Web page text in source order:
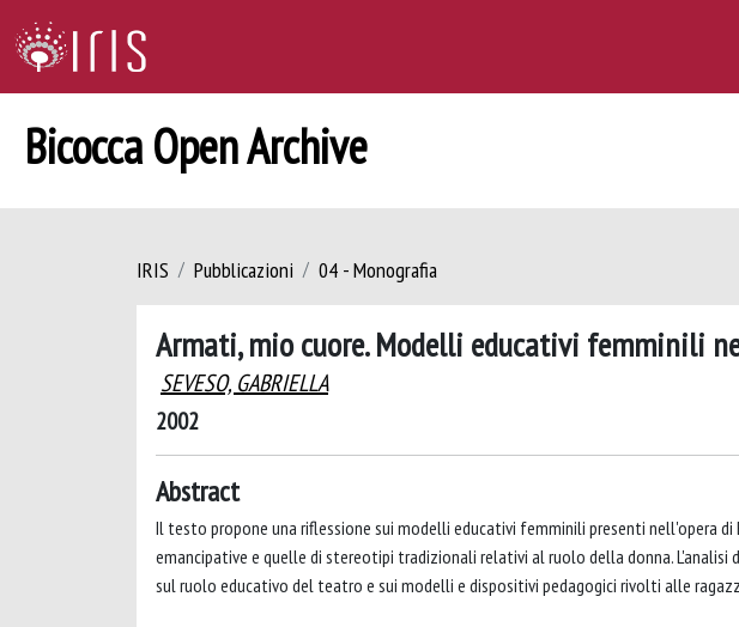
Bicocca Open Archive
IRIS Pubblicazioni 04 - Monografia
Armati, mio cuore. Modelli educativi femminili
SEVESO, GABRIELLA
2002
Abstract
Il testo propone una riflessione sui modelli educativi femminili presenti nell'opera di
emancipative e quelle di stereotipi tradizionali relativi al ruolo della donna. L'analisi
sul ruolo educativo del teatro e sui modelli e dispositivi pedagogici rivolti alle